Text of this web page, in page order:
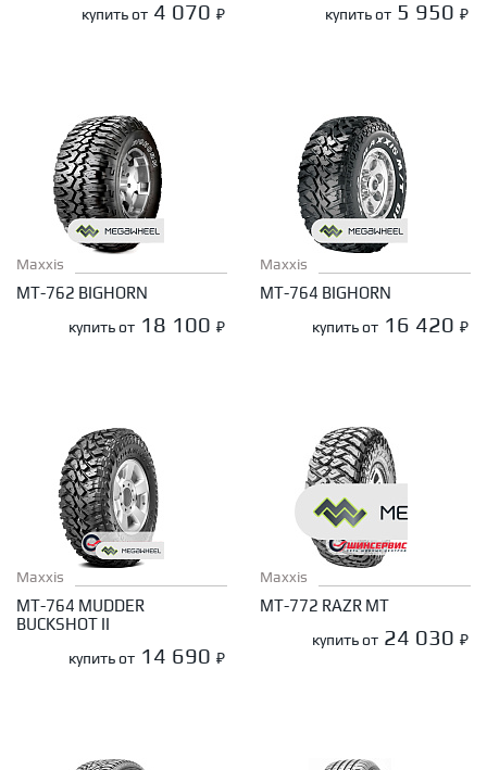
купить от 4 070 ₽ купить от 5 950 ₽
Maxxis
MT-762 BIGHORN
купить от 18 100 ₽
Maxxis
MT-764 BIGHORN
купить от 16 420 ₽
Maxxis
MT-764 MUDDER
BUCKSHOT II
купить от 14 690 ₽
Maxxis
MT-772 RAZR MT
купить от 24 030 ₽